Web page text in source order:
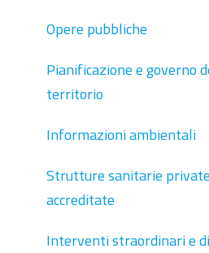
Opere pubbliche
Pianificazione e governo
territorio
Informazioni ambientali
Strutture sanitarie private
accreditate
Interventi straordinari e di